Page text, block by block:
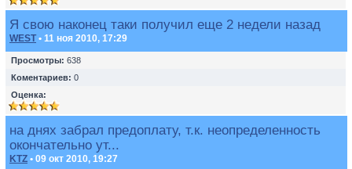
Я свою наконец таки получил еще 2 недели назад
WEST • 11 ноя 2010, 17:29
Просмотры: 638
Коментариев: 0
Оценка:
на днях забрал предоплату, т.к. неопределенность
окончательно ут...
KTZ • 09 окт 2010, 19:27